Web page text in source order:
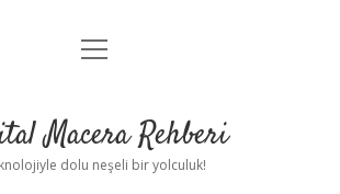
Anasayfa
Yasal Uyarı
menüyü
Macera Rehberi
dolu neşeli bir yolculuk!